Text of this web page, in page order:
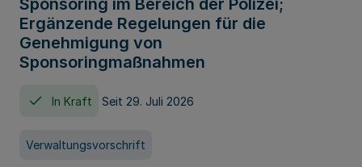
Sponsoring im Bereich der Polizei;
Ergänzende Regelungen für die
Genehmigung von
Sponsoringmaßnahmen
In Kraft Seit 29. Juli 2026
Verwaltungsvorschrift